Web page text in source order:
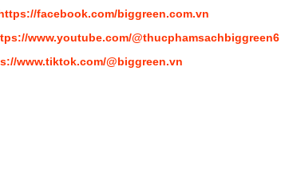
facebook.com/biggreen.com.vn
www.youtube.com/@thucphamsachbiggreen6950
www.tiktok.com/@biggreen.vn